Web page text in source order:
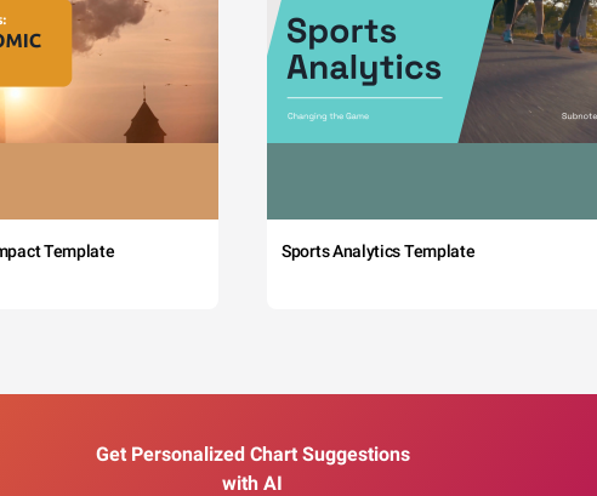
Template Sports Analytics Template
Get Personalized Chart Suggestions
with AI